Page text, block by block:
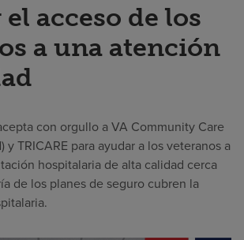
acceso de los
a una atención
con orgullo a VA Community Care
y TRICARE para ayudar a los veteranos a
hospitalaria de alta calidad cerca
de los planes de seguro cubren la